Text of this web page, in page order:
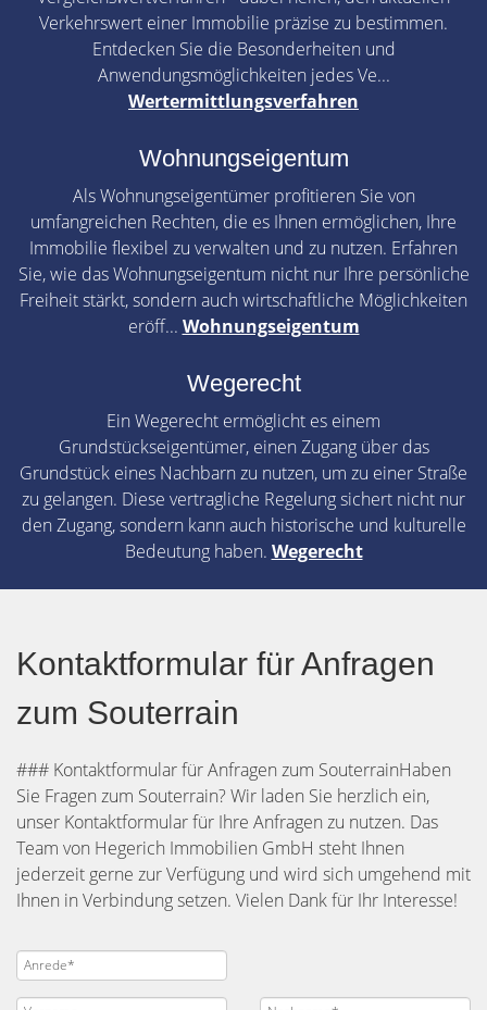
Verkehrswert einer Immobilie präzise zu bestimmen.
Entdecken Sie die Besonderheiten und
Anwendungsmöglichkeiten jedes Ve...
Wertermittlungsverfahren
Wohnungseigentum
Als Wohnungseigentümer profitieren Sie von
umfangreichen Rechten, die es Ihnen ermöglichen, Ihre
Immobilie flexibel zu verwalten und zu nutzen. Erfahren
Sie, wie das Wohnungseigentum nicht nur Ihre persönliche
Freiheit stärkt, sondern auch wirtschaftliche Möglichkeiten
eröff... Wohnungseigentum
Wegerecht
Ein Wegerecht ermöglicht es einem
Grundstückseigentümer, einen Zugang über das
Grundstück eines Nachbarn zu nutzen, um zu einer Straße
zu gelangen. Diese vertragliche Regelung sichert nicht nur
den Zugang, sondern kann auch historische und kulturelle
Bedeutung haben. Wegerecht
Kontaktformular für Anfragen
zum Souterrain
### Kontaktformular für Anfragen zum SouterrainHaben
Sie Fragen zum Souterrain? Wir laden Sie herzlich ein,
unser Kontaktformular für Ihre Anfragen zu nutzen. Das
Team von Hegerich Immobilien GmbH steht Ihnen
jederzeit gerne zur Verfügung und wird sich umgehend mit
Ihnen in Verbindung setzen. Vielen Dank für Ihr Interesse!